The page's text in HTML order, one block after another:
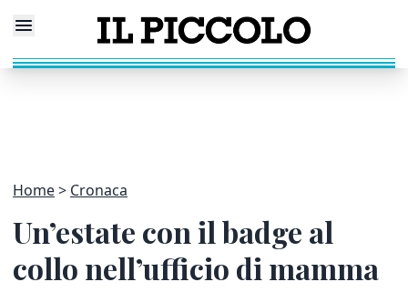
Home Cronaca
Un’estate con il badge al
collo nell’ufficio di mamma